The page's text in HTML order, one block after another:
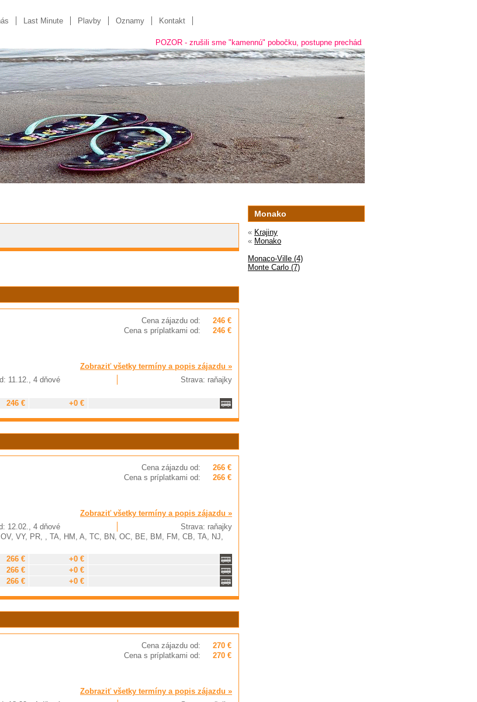
Last Minute Plavby Oznamy Kontakt
POZOR - zrušili sme "kamennú" pobočku, postupne prechádzame na online predaj a predaj cez
Cena zájazdu od:
246 €
Cena s príplatkami od:
246 €
Zobraziť všetky termíny a popis zájazdu »
11.12., 4 dňové Strava: raňajky
246 € +0 €
Cena zájazdu od:
266 €
Cena s príplatkami od:
266 €
Zobraziť všetky termíny a popis zájazdu »
12.02., 4 dňové
Strava: raňajky
VY, PR, , TA, HM, A, TC, BN, OC, BE, BM, FM, CB, TA, NJ,
266 €
+0 €
266 €
+0 €
266 € +0 €
Cena zájazdu od:
270 €
Cena s príplatkami od:
270 €
Zobraziť všetky termíny a popis zájazdu »
Monako
« Krajiny
« Monako
Monaco-Ville (4)
Monte Carlo (7)